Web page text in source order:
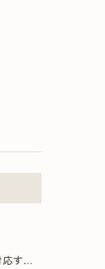
スポーツ障害に対応する接骨院の専門施術とは